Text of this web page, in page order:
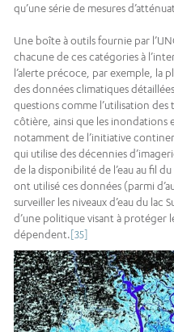
qu’une série de mesures
Une boîte à outils fournie par
chacune de ces catégories à
l’alerte précoce, par exemple, la
des données climatiques
questions comme l’utilisation des
côtière, ainsi que les inondations
notamment de l’initiative
qui utilise des décennies
de la disponibilité de l’eau au fil
ont utilisé ces données (parmi
surveiller les niveaux d’eau du lac
d’une politique visant à protéger
dépendent.[35]